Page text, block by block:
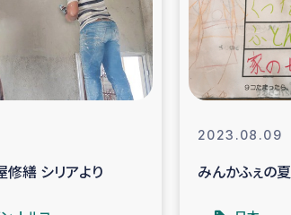
仮設住宅生活支援・農業復興支援
インターン・ボランティア日誌
ガザ地区における羊の畜産支援
繕 シリアより
2023.08.09
みんかふぇの夏